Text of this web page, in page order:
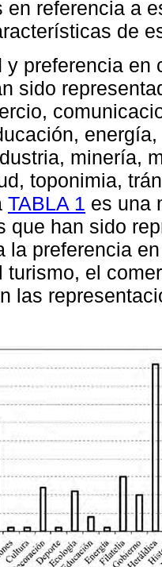
en referencia a
de
y preferencia
sido
minería,
toponimia,
TABLA 1 es una
que han sido
la preferencia
turismo, el
las